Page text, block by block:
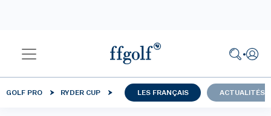
GOLF PRO RYDER CUP LES FRANÇAIS ACTUALITÉS